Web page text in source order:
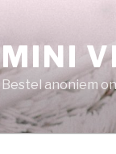
MINI
Bestel anoniem